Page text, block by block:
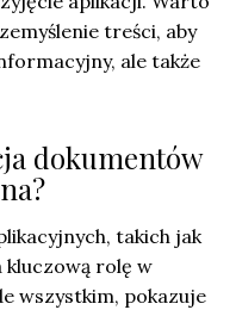
treści, aby
ale także
dokumentów
takich jak
kluczową rolę w
wszystkim, pokazuje